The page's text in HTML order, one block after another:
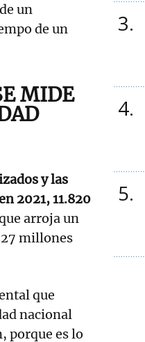
un
de un
MIDE
y las
2021, 11.820
arroja un
millones
que
nacional
porque es lo
3
4
5